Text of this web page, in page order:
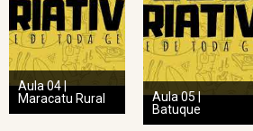
Aula 04 |
Maracatu Rural
Aula 05 |
Batuque